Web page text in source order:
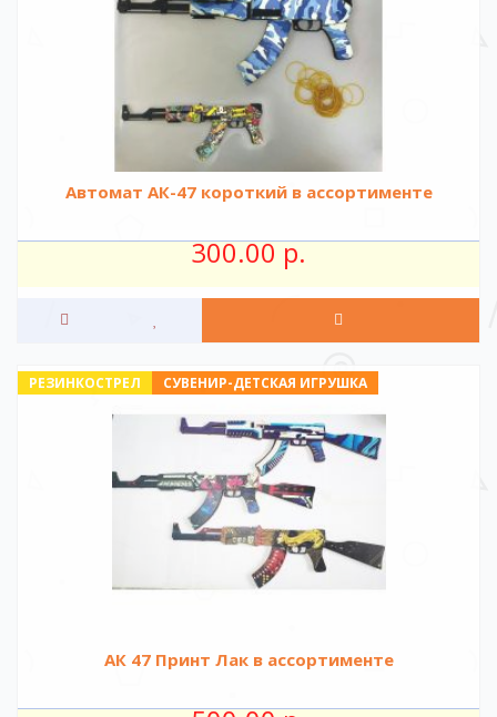
Автомат АК-47 короткий в ассортименте
300.00 р.
СУВЕНИР-ДЕТСКАЯ ИГРУШКА
РЕЗИНКОСТРЕЛ
АК 47 Принт Лак в ассортименте